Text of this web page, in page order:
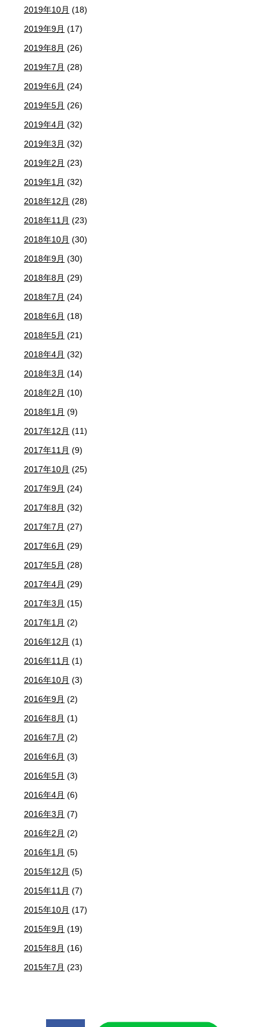
2019年10月 (18)
2019年9月 (17)
2019年8月 (26)
2019年7月 (28)
2019年6月 (24)
2019年5月 (26)
2019年4月 (32)
2019年3月 (32)
2019年2月 (23)
2019年1月 (32)
2018年12月 (28)
2018年11月 (23)
2018年10月 (30)
2018年9月 (30)
2018年8月 (29)
2018年7月 (24)
2018年6月 (18)
2018年5月 (21)
2018年4月 (32)
2018年3月 (14)
2018年2月 (10)
2018年1月 (9)
2017年12月 (11)
2017年11月 (9)
2017年10月 (25)
2017年9月 (24)
2017年8月 (32)
2017年7月 (27)
2017年6月 (29)
2017年5月 (28)
2017年4月 (29)
2017年3月 (15)
2017年1月 (2)
2016年12月 (1)
2016年11月 (1)
2016年10月 (3)
2016年9月 (2)
2016年8月 (1)
2016年7月 (2)
2016年6月 (3)
2016年5月 (3)
2016年4月 (6)
2016年3月 (7)
2016年2月 (2)
2016年1月 (5)
2015年12月 (5)
2015年11月 (7)
2015年10月 (17)
2015年9月 (19)
2015年8月 (16)
2015年7月 (23)